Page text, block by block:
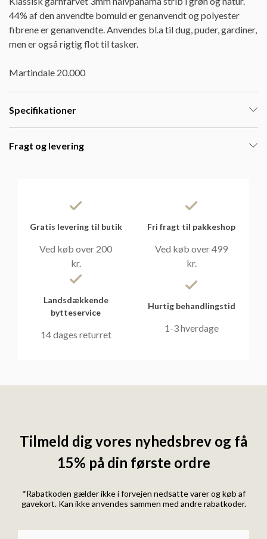
44% af den anvendte bomuld er genanvendt og polyester
fibrene er genanvendte. Anvendes bl.a til dug, puder, gardiner,
men er også rigtig flot til tasker.
Martindale 20.000
Specifikationer
Fragt og levering
Gratis levering til butik
Ved køb over 200
kr.
Fri fragt til pakkeshop
Ved køb over 499
kr.
Landsdækkende
bytteservice
14 dages returret
Hurtig behandlingstid
1-3 hverdage
Tilmeld dig vores nyhedsbrev og få
15% på din første ordre
*Rabatkoden gælder ikke i forvejen nedsatte varer og køb af
gavekort. Kan ikke anvendes sammen med andre rabatkoder.